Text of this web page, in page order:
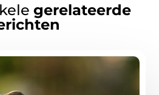
gerelateerde